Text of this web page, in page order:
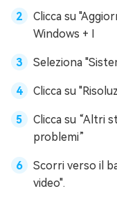
Clicca su
Windows + I
Seleziona
Clicca su
Clicca su “Altri
problemi”
Scorri verso il
video".